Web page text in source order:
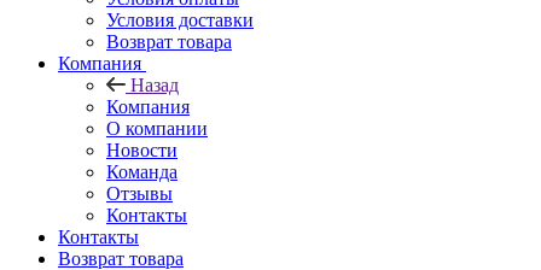
Условия доставки
Возврат товара
Компания
Назад
Компания
О компании
Новости
Команда
Отзывы
Контакты
Контакты
Возврат товара